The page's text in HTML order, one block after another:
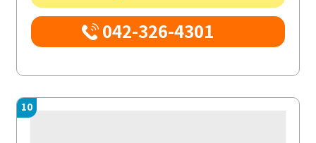
042-326-4301
10